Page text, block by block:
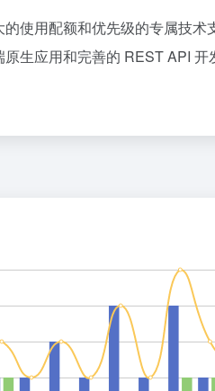
使用配额和优先级的专属技术
生应用和完善的 REST API 开